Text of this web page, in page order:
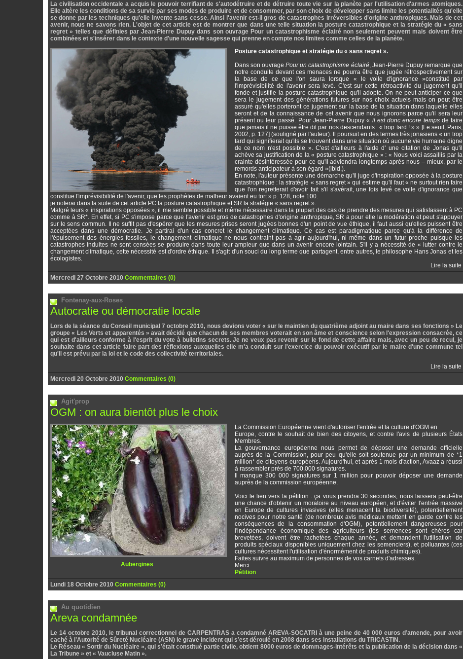
La civilisation occidentale a acquis le pouvoir terrifiant de s'autodétruire et de détruire toute vie sur la planète par l'utilisation d'armes atomiques.
Elle altère les conditions de sa survie par ses modes de produire et de consommer, par son choix de développer sans limite les potentialités qu'elle
se donne par les techniques qu'elle invente sans cesse. Ainsi l'avenir est-il gros de catastrophes irréversibles d'origine anthropiques. Mais de cet
avenir, nous ne savons rien. L'objet de cet article est de montrer que dans une telle situation la posture catastrophique et la stratégie du « sans
regret » telles que définies par Jean-Pierre Dupuy dans son ouvrage Pour un catastrophisme éclairé non seulement peuvent mais doivent être
combinées et s'insérer dans le contexte d'une nouvelle sagesse qui prenne en compte nos limites comme celles de la planète.
Posture catastrophique et stratégie du « sans regret ».
Dans son ouvragePour un catastrophisme éclairé, Jean-Pierre Dupuy remarque que
notre conduite devant ces menaces ne pourra être que jugée rétrospectivement sur
la base de ce que l'on saura lorsque « le voile d'ignorance »constitué par
l'imprévisibilité de l'avenir sera levé. C'est sur cette rétroactivité du jugement qu'il
fonde et justifie la posture catastrophique qu'il adopte. On ne peut anticiper ce que
sera le jugement des générations futures sur nos choix actuels mais on peut être
assuré qu'elles porteront ce jugement sur la base de la situation dans laquelle elles
seront et de la connaissance de cet avenir que nous ignorons parce qu'il sera leur
présent ou leur passé. Pour Jean-Pierre Dupuy « il est donc encore temps de faire
que jamais il ne puisse être dit par nos descendants : « trop tard ! » » [Le seuil, Paris,
2002, p. 127] (souligné par l'auteur). Il poursuit en des termes très jonasiens « un trop
tard qui signifierait qu'ils se trouvent dans une situation où aucune vie humaine digne
de ce nom n'est possible ». C'est d'ailleurs à l'aide d' une citation de Jonas qu'il
achève sa justification de la « posture catastrophique » : « Nous voici assaillis par la
crainte désintéressée pour ce qu'il adviendra longtemps après nous – mieux, par le
remords anticipateur à son égard »(ibid.).
En note, l'auteur présente une démarche qu'il juge d'inspiration opposée à la posture
catastrophique : la stratégie « sans regret » qui estime qu'il faut « ne surtout rien faire
que l'on regretterait d'avoir fait s'il s'avérait, une fois levé ce voile d'ignorance que
constitue l'imprévisibilité de l'avenir, que les prophètes de malheur avaient eu tort » p. 128, note 100.
je noterai dans la suite de cet article PC la posture catastrophique et SR la stratégie « sans regret ».
Malgré leurs « inspirations opposées », il me semble possible et même nécessaire dans la plupart des cas de prendre des mesures qui satisfassent à PC
comme à SR*. En effet, si PC s'impose parce que l'avenir est gros de catastrophes d'origine anthropique, SR a pour elle la modération et peut s'appuyer
sur le sens commun. Il ne suffit pas d'espérer que les mesures prises seront jugées bonnes d'un point de vue éthique, il faut aussi qu'elles puissent être
acceptées dans une démocratie. Je partirai d'un cas concret le changement climatique. Ce cas est paradigmatique parce qu'à la différence de
l'épuisement des énergies fossiles, le changement climatique ne nous contraint pas à agir aujourd'hui, ni même dans un futur proche puisque les
catastrophes induites ne sont censées se produire dans toute leur ampleur que dans un avenir encore lointain. S'il y a nécessité de « lutter contre le
changement climatique, cette nécessité est d'ordre éthique. Il s'agit d'un souci du long terme que partagent, entre autres, le philosophe Hans Jonas et les
écologistes.
Lire la suite
Mercredi 27 Octobre 2010 Commentaires (0)
Fontenay-aux-Roses
Autocratie ou démocratie locale
Lors de la séance du Conseil municipal 7 octobre 2010, nous devions voter « sur le maintien du quatrième adjoint au maire dans ses fonctions » Le
groupe « Les Verts et apparentés » avait décidé que chacun de ses membres voterait en son âme et conscience selon l'expression consacrée, ce
qui est d'ailleurs conforme à l'esprit du vote à bulletins secrets. Je ne veux pas revenir sur le fond de cette affaire mais, avec un peu de recul, je
souhaite dans cet article faire part des réflexions auxquelles elle m'a conduit sur l'exercice du pouvoir exécutif par le maire d'une commune tel
qu'il est prévu par la loi et le code des collectivité territoriales.
Lire la suite
Mercredi 20 Octobre 2010 Commentaires (0)
Agit'prop
OGM : on aura bientôt plus le choix
Aubergines
La Commission Européenne vient d'autoriser l'entrée et la culture d'OGM en
Europe, contre le souhait de bien des citoyens, et contre l'avis de plusieurs États
Membres.
La gouvernance européenne nous permet de déposer une demande officielle
auprès de la Commission, pour peu qu'elle soit soutenue par un minimum de *1
million* de citoyens européens. Aujourd'hui, et après 1 mois d'action, Avaaz a réussi
à rassembler près de 700.000 signatures.
Il manque 300 000 signatures sur 1 million pour pouvoir déposer une demande
auprès de la commission européenne.
Voici le lien vers la pétition : ça vous prendra 30 secondes, nous laissera peut-être
une chance d'obtenir un moratoire au niveau européen, et d'éviter l'entrée massive
en Europe de cultures invasives (elles menacent la biodiversité), potentiellement
nocives pour notre santé (de nombreux avis médicaux mettent en garde contre les
conséquences de la consommation d'OGM), potentiellement dangereuses pour
l'indépendance économique des agriculteurs (les semences sont chères car
brevetées, doivent être rachetées chaque année, et demandent l'utilisation de
produits spéciaux disponibles uniquement chez les semenciers), et polluantes (ces
cultures nécessitent l'utilisation d'énormément de produits chimiques).
Faites suivre au maximum de personnes de vos carnets d'adresses.
Merci
Pétition
Lundi 18 Octobre 2010 Commentaires (0)
Au quotidien
Areva condamnée
Le 14 octobre 2010, le tribunal correctionnel de CARPENTRAS a condamné AREVA-SOCATRI à une peine de 40 000 euros d’amende, pour avoir
caché à l’Autorité de Sûreté Nucléaire (ASN) le grave incident qui s’est déroulé en 2008 dans ses installations du TRICASTIN.
Le Réseau « Sortir du Nucléaire », qui s’était constitué partie civile, obtient 8000 euros de dommages-intérêts et la publication de la décision dans «
La Tribune » et « Vaucluse Matin ».